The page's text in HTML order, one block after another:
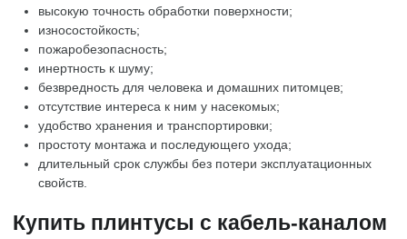
высокую точность обработки поверхности;
износостойкость;
пожаробезопасность;
инертность к шуму;
безвредность для человека и домашних питомцев;
отсутствие интереса к ним у насекомых;
удобство хранения и транспортировки;
простоту монтажа и последующего ухода;
длительный срок службы без потери эксплуатационных
свойств.
Купить плинтусы с кабель-каналом